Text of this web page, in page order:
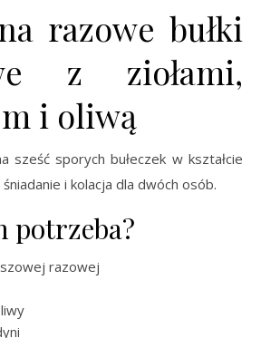
razowe bułki
z ziołami,
i oliwą
sześć sporych bułeczek w kształcie
śniadanie i kolacja dla dwóch osób.
potrzeba?
razowej